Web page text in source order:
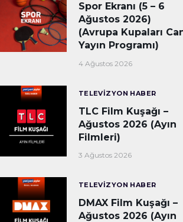
Spor Ekranı (5 – 6
Ağustos 2026)
(Avrupa Kupaları
Yayın Programı)
4 Ağustos 2026
TELEVIZYON HABER
TLC Film Kuşağı –
Ağustos 2026 (Ayın
Filmleri)
3 Ağustos 2026
TELEVIZYON HABER
DMAX Film Kuşağı –
Ağustos 2026 (Ayın